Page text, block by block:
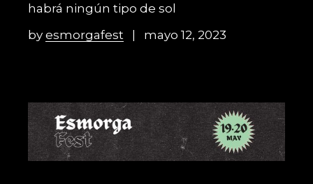
habrá ningún tipo de sol
byesmorgafest mayo 12, 2023